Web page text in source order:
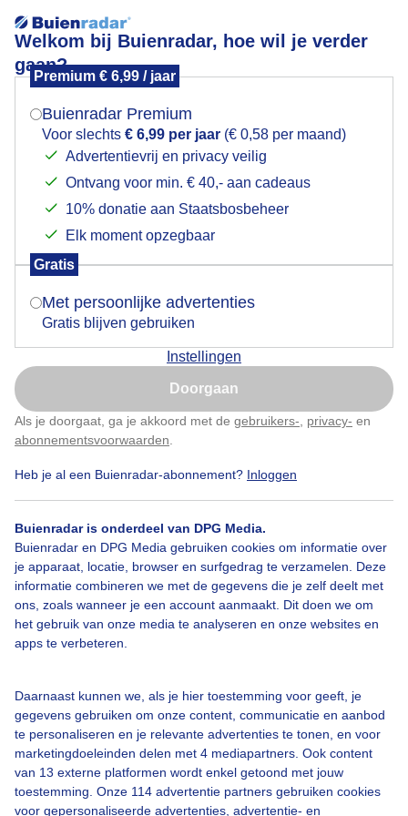
Welkom bij Buienradar, hoe wil je verder
gaan?
Premium € 6,99 / jaar
Buienradar Premium
Voor slechts € 6,99 per jaar (€ 0,58 per maand)
Advertentievrij en privacy veilig
Ontvang voor min. € 40,- aan cadeaus
10% donatie aan Staatsbosbeheer
Elk moment opzegbaar
Gratis
Met persoonlijke advertenties
Gratis blijven gebruiken
Instellingen
Doorgaan
Als je doorgaat, ga je akkoord met de gebruikers- privacy- en
abonnementsvoorwaarden
Heb je al een Buienradar-abonnement? Inloggen
Buienradar is onderdeel van DPG Media.
Buienradar en DPG Media gebruiken cookies om informatie over
je apparaat, locatie, browser en surfgedrag te verzamelen. Deze
informatie combineren we met de gegevens die je zelf deelt met
ons, zoals wanneer je een account aanmaakt. Dit doen we om
het gebruik van onze media te analyseren en onze websites en
apps te verbeteren.
Daarnaast kunnen we, als je hier toestemming voor geeft, je
gegevens gebruiken om onze content, communicatie en aanbod
te personaliseren en je relevante advertenties te tonen, en voor
marketingdoeleinden delen met 4 mediapartners. Ook content
van 13 externe platformen wordt enkel getoond met jouw
toestemming. Onze 114 advertentie partners gebruiken cookies
voor gepersonaliseerde advertenties, advertentie- en
Zon in België
Niet gevonden.
Over Buienradar
Bedrijfsgegevens
Contact
Gebruikersvoorwaarden
Privacy beleid
Cookie beleid
Privacy instellingen
Gratis weerdata
Buienradar
Buienradar
© 2006 - 2026 RTL Nederland. Alle rechten voorbehouden.
Geen tekst- en datamining.
Mogen we je locatie gebruiken voor het
Indien je hier nog geen akkoord op hebt gegeven,
verschijnt er zo een pop-up uit je browser waarin
Is goed, toon de popup
Nu niet, misschien later
Klik hierom dit aan te passen